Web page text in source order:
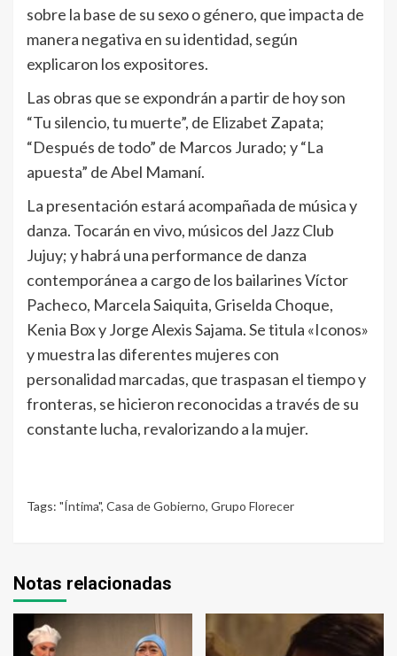
sobre la base de su sexo o género, que impacta de
manera negativa en su identidad, según
explicaron los expositores.
Las obras que se expondrán a partir de hoy son
“Tu silencio, tu muerte”, de Elizabet Zapata;
“Después de todo” de Marcos Jurado; y “La
apuesta” de Abel Mamaní.
La presentación estará acompañada de música y
danza. Tocarán en vivo, músicos del Jazz Club
Jujuy; y habrá una performance de danza
contemporánea a cargo de los bailarines Víctor
Pacheco, Marcela Saiquita, Griselda Choque,
Kenia Box y Jorge Alexis Sajama. Se titula «Iconos»
y muestra las diferentes mujeres con
personalidad marcadas, que traspasan el tiempo y
fronteras, se hicieron reconocidas a través de su
constante lucha, revalorizando a la mujer.
Tags: "Íntima", Casa de Gobierno, Grupo Florecer
Notas relacionadas